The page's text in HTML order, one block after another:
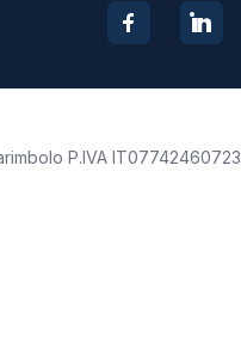
P.IVA IT07742460723